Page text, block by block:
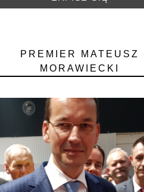
PREMIER MATEUSZ
MORAWIECKI